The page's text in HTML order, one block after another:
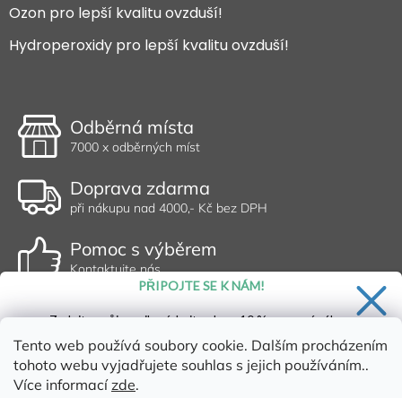
Tento web používá soubory cookie. Dalším procházením
tohoto webu vyjadřujete souhlas s jejich používáním..
Více informacízde.
Ozon pro lepší kvalitu ovzduší!
Hydroperoxidy pro lepší kvalitu ovzduší!
Odběrná místa
7000 x odběrných míst
Doprava zdarma
při nákupu nad 4000,- Kč bez DPH
Pomoc s výběrem
Kontaktujte nás
PŘIPOJTE SE K NÁM!
Zadejte svůj email a získejte slevu 10 % na první nákup.